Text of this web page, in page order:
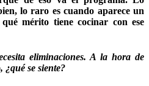
lo raro es cuando aparece un
mérito tiene cocinar con ese
eliminaciones. A la hora de
se siente?